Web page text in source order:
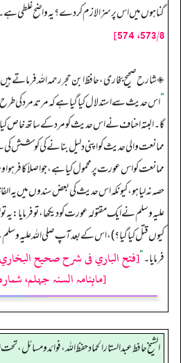
گناہوں میں اس پر سزا لازم کر دے؟ یہ واضح غلطی
573/8، 574]
◈ شارح صحیح بخاری، حافظ ابن حجر رحمہ اللہ فرماتے
”اس حدیث سے استدلال کیا گیا ہے کہ مرتد مرد کی
گا۔ البتہ احناف نے اس حدیث کو مرد کے ساتھ خاص
ممانعت والی حدیث کو اپنی دلیل بنانے کی کوشش کی
ممانعت کو اس عورت پر محمول کیا ہے، جو اصلاً کافر
حصہ نہ لیا ہو، کیونکہ اس حدیث کی بعض سندوں میں
علیہ وسلم نے ایک مقتولہ عورت کو دیکھا، تو فرمایا: یہ
کیوں قتل کیا گیا؟)، اس کے بعد آپ صلی اللہ علیہ
فرمایا۔“[فتح الباري فى شرح صحيح البخاري: 272/
[ماہنامہ السنہ جہلم، شمارہ 69، حدیث/صفحہ نمبر: 26]
الشيخ حافط عبدالستار الحماد حفظ الله، فوائد و مسائل،